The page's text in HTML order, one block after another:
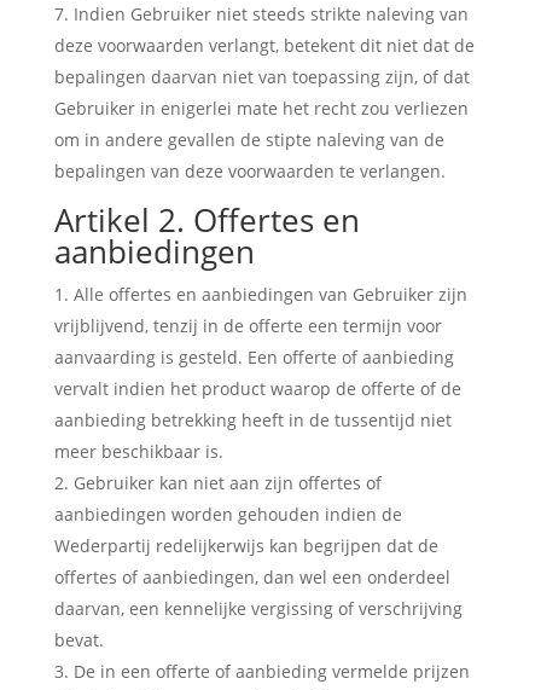
Indien Gebruiker niet steeds strikte naleving van
deze voorwaarden verlangt, betekent dit niet dat de
bepalingen daarvan niet van toepassing zijn, of dat
Gebruiker in enigerlei mate het recht zou verliezen
om in andere gevallen de stipte naleving van de
bepalingen van deze voorwaarden te verlangen.
Artikel 2. Offertes en
aanbiedingen
Alle offertes en aanbiedingen van Gebruiker zijn
vrijblijvend, tenzij in de offerte een termijn voor
aanvaarding is gesteld. Een offerte of aanbieding
vervalt indien het product waarop de offerte of de
aanbieding betrekking heeft in de tussentijd niet
meer beschikbaar is.
Gebruiker kan niet aan zijn offertes of
aanbiedingen worden gehouden indien de
Wederpartij redelijkerwijs kan begrijpen dat de
offertes of aanbiedingen, dan wel een onderdeel
daarvan, een kennelijke vergissing of verschrijving
bevat.
De in een offerte of aanbieding vermelde prijzen